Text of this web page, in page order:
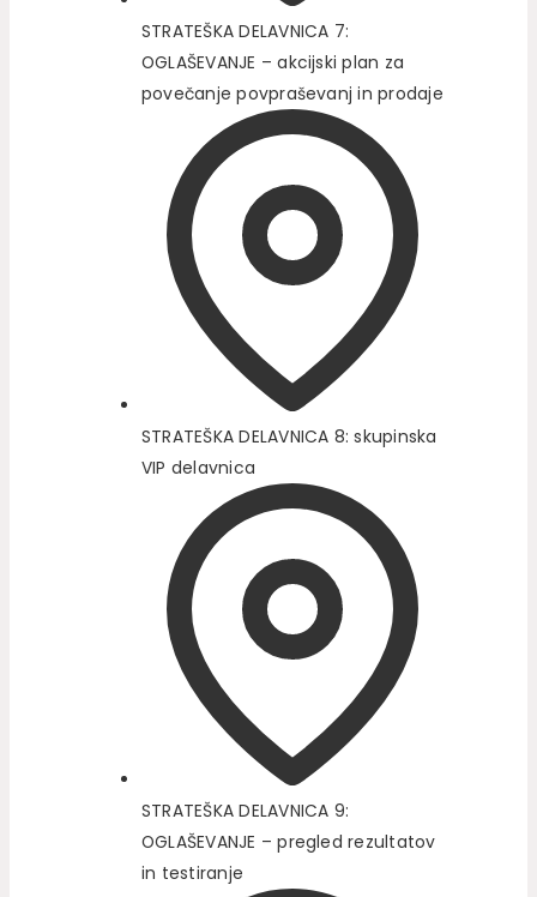
STRATEŠKA DELAVNICA 7:
OGLAŠEVANJE – akcijski plan za
povečanje povpraševanj in prodaje
STRATEŠKA DELAVNICA 8: skupinska
VIP delavnica
STRATEŠKA DELAVNICA 9:
OGLAŠEVANJE – pregled rezultatov
in testiranje